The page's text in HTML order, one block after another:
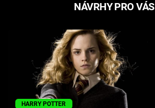
NÁVRHY PRO VÁS
HARRY POTTER